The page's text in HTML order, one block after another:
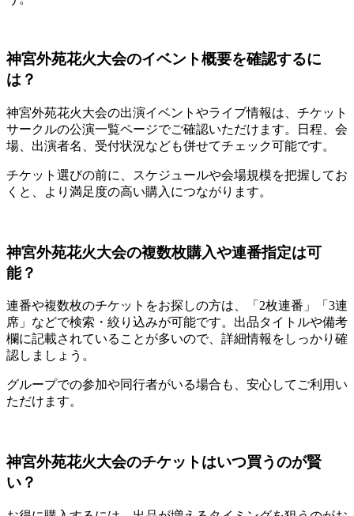
神宮外苑花火大会のイベント概要を確認するに
は？
神宮外苑花火大会の出演イベントやライブ情報は、チケット
サークルの公演一覧ページでご確認いただけます。日程、会
場、出演者名、受付状況なども併せてチェック可能です。
チケット選びの前に、スケジュールや会場規模を把握してお
くと、より満足度の高い購入につながります。
神宮外苑花火大会の複数枚購入や連番指定は可
能？
連番や複数枚のチケットをお探しの方は、「2枚連番」「3連
席」などで検索・絞り込みが可能です。出品タイトルや備考
欄に記載されていることが多いので、詳細情報をしっかり確
認しましょう。
グループでの参加や同行者がいる場合も、安心してご利用い
ただけます。
神宮外苑花火大会のチケットはいつ買うのが賢
い？